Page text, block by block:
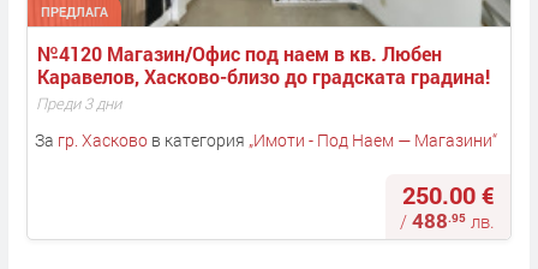
ПРЕДЛАГА
№4120 Магазин/Офис под наем в кв. Любен
Каравелов, Хасково-близо до градската градина!
Преди 3 дни
За гр. Хасковов категория „Имоти - Под Наем — Магазини“
250.00 €
/488.95 лв.